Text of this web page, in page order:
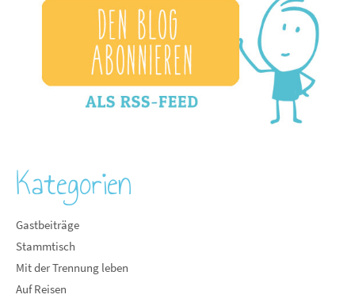
Kategorien
Gastbeiträge
Stammtisch
Mit der Trennung leben
Auf Reisen